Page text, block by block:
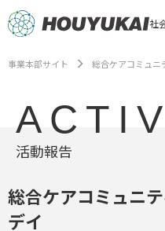
社
事業本部サイト 総合ケアコミュ
活動報告
総合ケアコミュニ
デイ